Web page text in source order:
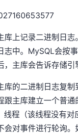
库上记录二进制日
志中。MySQL会按
，主库会告诉存储引
库的二进制日志复
跟主库建立一个普
线程（该线程没有
会对事件进行轮询